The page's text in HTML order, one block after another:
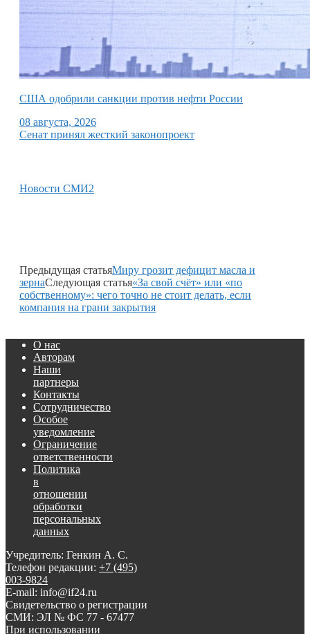
США одобрили санкции против нефти России
08 августа, 2026
Сенат принял жесткий законопроект
Новости СМИ2
Предыдущая статьяМиру грозит дефицит масла и
зернаСледующая статья«За свой счёт» или «по
собственному»: чего точно не стоит делать, если
компания на грани закрытия
О нас
Авторам
Наши
партнеры
Контакты
Сотрудничество
Особое
уведомление
Ограничение
ответственности
Политика
в
отношении
обработки
персональных
данных
Учредитель: Генкин А. С.
Телефон редакции: +7 (495)
003-9824
E-mail: info@if24.ru
Свидетельство о регистрации
СМИ: ЭЛ № ФС 77 - 67477
При использовании